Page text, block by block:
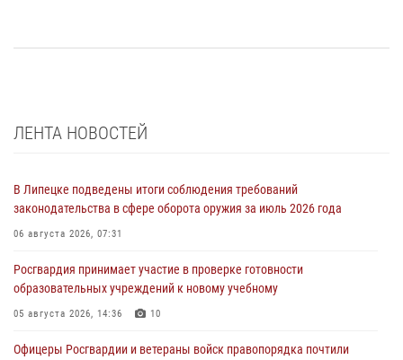
ЛЕНТА НОВОСТЕЙ
В Липецке подведены итоги соблюдения требований
законодательства в сфере оборота оружия за июль 2026 года
06 августа 2026, 07:31
Росгвардия принимает участие в проверке готовности
образовательных учреждений к новому учебному
05 августа 2026, 14:36 10
Офицеры Росгвардии и ветераны войск правопорядка почтили